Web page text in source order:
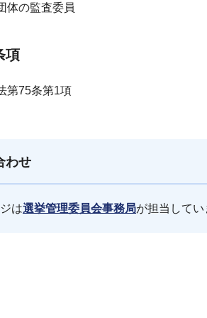
体の監査委員
項
第75条第1項
わせ
は選挙管理委員会事務局が担当してい